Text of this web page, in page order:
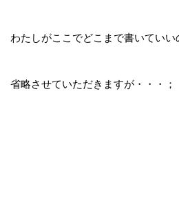
わたしがここでどこまで書いてい
省略させていただきますが・・・；